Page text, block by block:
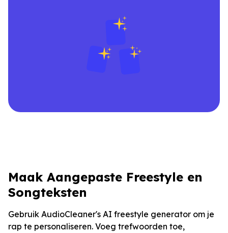
Maak Aangepaste Freestyle en
Songteksten
Gebruik AudioCleaner's AI freestyle generator om je
rap te personaliseren. Voeg trefwoorden toe,